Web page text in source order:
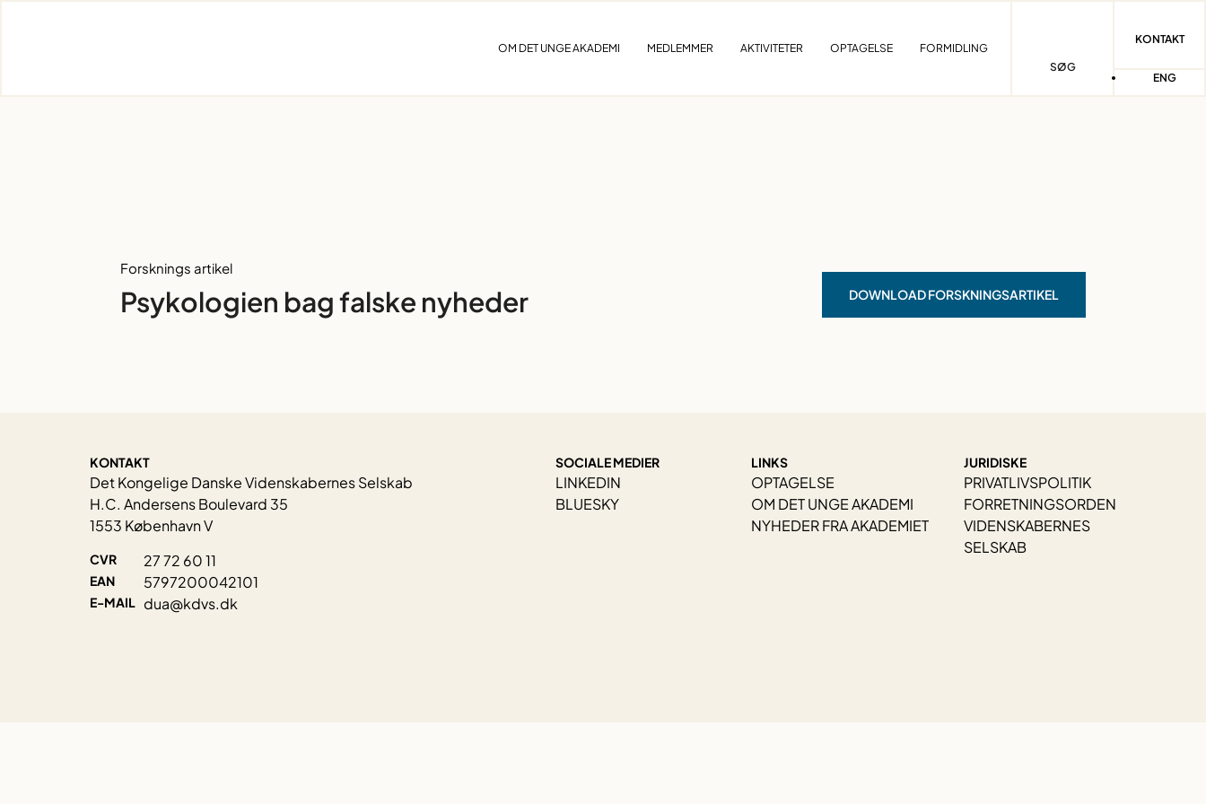
OM DET UNGE AKADEMI MEDLEMMER AKTIVITETER OPTAGELSE
FORMIDLING
SØG
KONTAKT
ENG
Forsknings artikel
Psykologien bag falske nyheder DOWNLOAD FORSKNINGSARTIKEL
KONTAKT
Det Kongelige Danske Videnskabernes Selskab
H.C. Andersens Boulevard 35
1553 København V
CVR 27 72 60 11
EAN 5797200042101
E-MAIL dua@kdvs.dk
SOCIALE MEDIER
LINKEDIN
BLUESKY
LINKS
OPTAGELSE
OM DET UNGE AKADEMI
NYHEDER FRA AKADEMIET
JURIDISKE
PRIVATLIVSPOLITIK
FORRETNINGSORDEN
VIDENSKABERNES
SELSKAB